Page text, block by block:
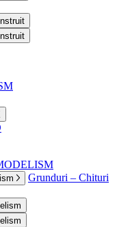
Grunduri – Chituri